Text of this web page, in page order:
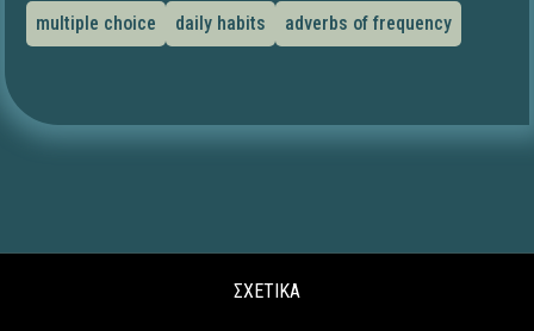
multiple choice
daily habits adverbs of frequency
ΣΧΕΤΙΚΑ